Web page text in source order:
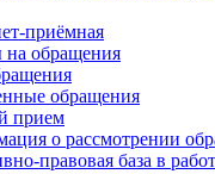
приёмная
на обращения
обращения
прием
о рассмотрении
правовая база в